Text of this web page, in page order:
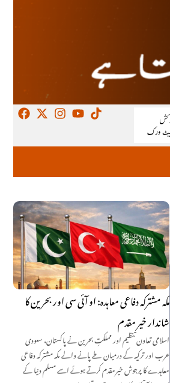
مکہ مشترکہ دفاعی معاہدہ: او آئی سی اور بحرین کا
شاندار خیر مقدم
اسلامی تعاون تنظیم اور مملکتِ بحرین نے پاکستان، سعودی
عرب اور ترکیہ کے درمیان طے پانے والے مکہ مشترکہ دفاعی
معاہدے کا پرجوش خیرمقدم کرتے ہوئے اسے مسلم دنیا کے